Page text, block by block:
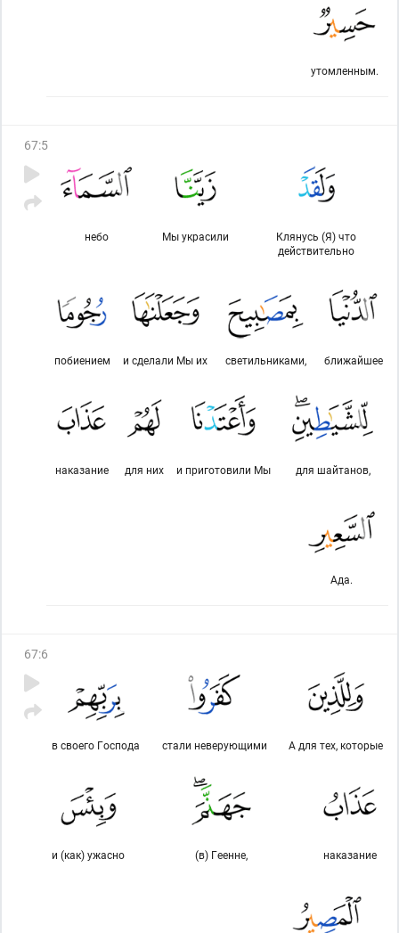
утомленным.
67:5
Клянусь (Я) что
действительно
Мы украсили
небо
ближайшее
светильниками,
и сделали Мы их
побиением
для шайтанов,
и приготовили Мы
для них
наказание
Ада.
67:6
А для тех, которые
стали неверующими
в своего Господа
наказание
(в) Геенне,
и (как) ужасно